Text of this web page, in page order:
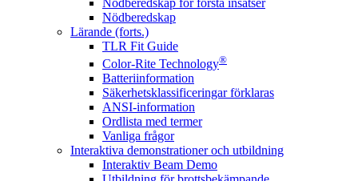
Nödberedskap för första insatser
Nödberedskap
Lärande (forts.)
TLR Fit Guide
Color-Rite Technology®
Batteriinformation
Säkerhetsklassificeringar förklaras
ANSI-information
Ordlista med termer
Vanliga frågor
Interaktiva demonstrationer och utbildning
Interaktiv Beam Demo